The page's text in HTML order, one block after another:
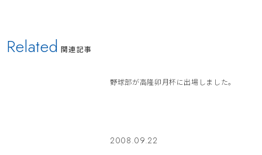
Related 関連記事
野球部が高隆卯月杯に出場しました。
2008.09.22